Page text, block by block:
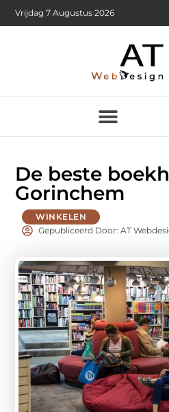
Vrijdag 7 Augustus 2026
De beste
Gorinchem
WINKELEN
Gepubliceerd Door: AT